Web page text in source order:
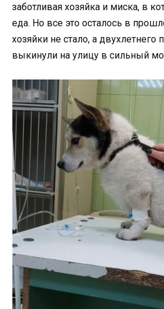
заботливая хозяйка и миска, в
еда. Но все это осталось в
хозяйки не стало, а двухлетнего
выкинули на улицу в сильный